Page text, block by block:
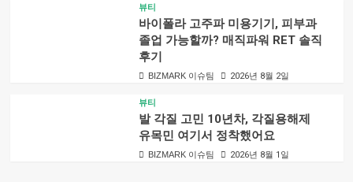
뷰티
바이폴라 고주파 미용기기, 피부과
졸업 가능할까? 매직파워 RET 솔직
후기
BIZMARK 이슈팀 2026년 8월 2일
뷰티
발 각질 고민 10년차, 각질용해제
유목민 여기서 정착했어요
BIZMARK 이슈팀 2026년 8월 1일